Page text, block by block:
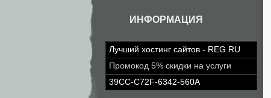
ИНФОРМАЦИЯ
Лучший хостинг сайтов - REG.RU
Промокод 5% скидки на услуги
39CC-C72F-6342-560A